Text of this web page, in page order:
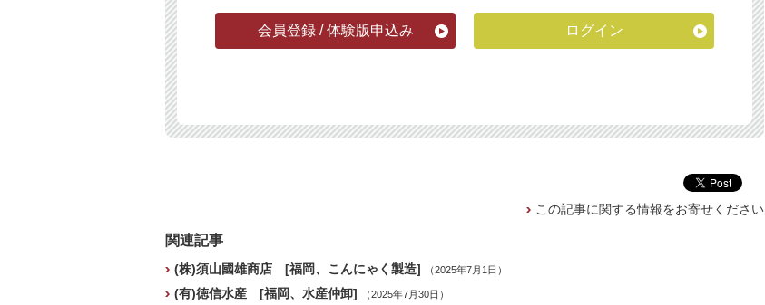
会員登録 / 体験版申込み ログイン
この記事に関する情報をお寄せください
関連記事
(株)須山國雄商店 [福岡、こんにゃく製造] （2025年7月1日）
(有)徳信水産 [福岡、水産仲卸] （2025年7月30日）